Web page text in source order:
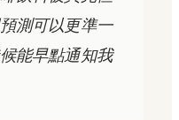
測可以更準一
能早點通知我